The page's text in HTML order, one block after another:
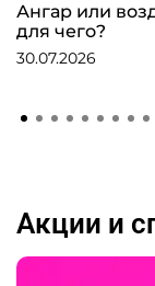
Ангар или
для чего?
30.07.2026
Акции и